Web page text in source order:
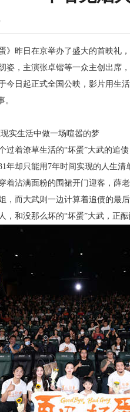
》昨日在京举办了盛大的首映礼
姿，主演张卓锴等一众主创出席
今日起正式全国公映，影片用生
实生活中做一场喧嚣的梦
过着潦草生活的“坏蛋”大武的追
却只能用7年时间实现的人生清
着沾满面粉的围裙开门迎客，薛
，而大武则一边计算着追债的最
，和没那么坏的“坏蛋”大武，正